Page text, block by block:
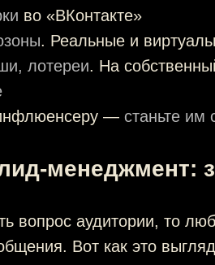
во «ВКонтакте»
. Реальные и
лотереи. На
— станьте им
менеджмент:
вопрос аудитории, то
Вот как это